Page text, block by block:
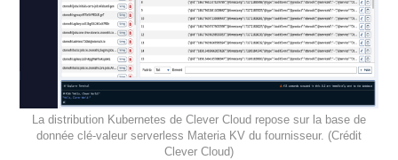
La distribution Kubernetes de Clever Cloud repose sur la base de
donnée clé-valeur serverless Materia KV du fournisseur. (Crédit
Clever Cloud)